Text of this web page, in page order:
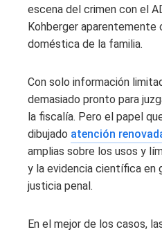
escena del crimen con el
Kohberger aparentemente
doméstica de la familia.
Con solo información
demasiado pronto para
la fiscalía. Pero el papel
dibujado atención
amplias sobre los usos y
y la evidencia científica en
justicia penal.
En el mejor de los casos,